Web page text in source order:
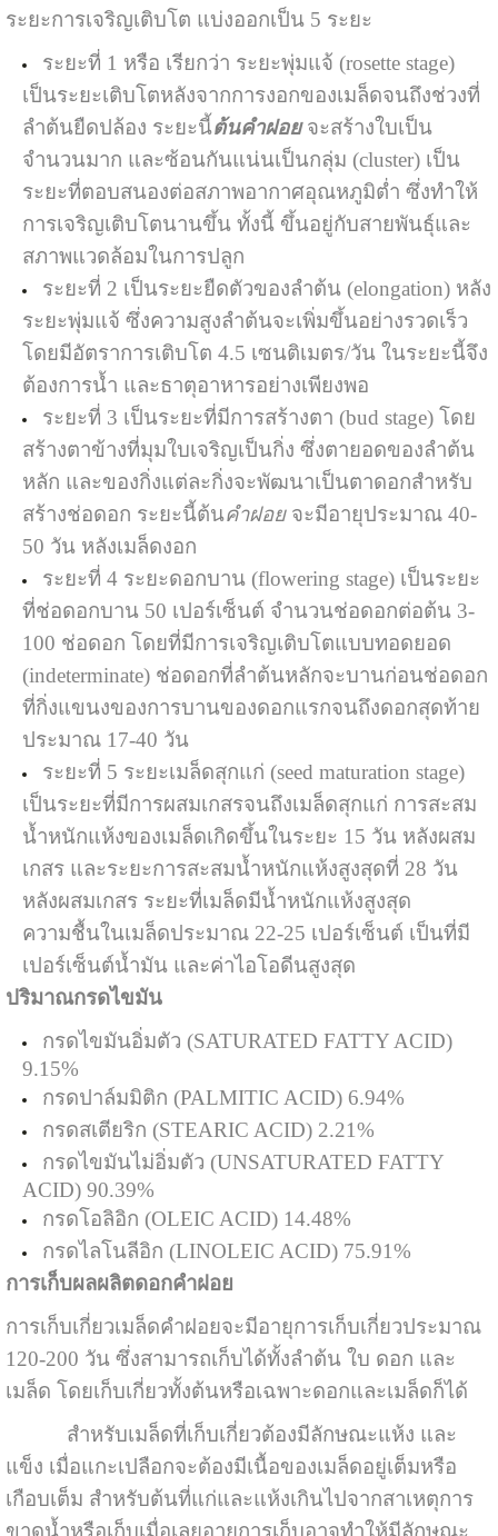
ระยะการเจริญเติบโต แบ่งออกเป็น 5 ระยะ
ระยะที่ 1 หรือ เรียกว่า ระยะพุ่มแจ้ (rosette stage)
เป็นระยะเติบโตหลังจากการงอกของเมล็ดจนถึงช่วงที่
ลำต้นยืดปล้อง ระยะนี้ต้นคำฝอยจะสร้างใบเป็น
จำนวนมาก และซ้อนกันแน่นเป็นกลุ่ม (cluster) เป็น
ระยะที่ตอบสนองต่อสภาพอากาศอุณหภูมิต่ำ ซึ่งทำให้
การเจริญเติบโตนานขึ้น ทั้งนี้ ขึ้นอยู่กับสายพันธุ์และ
สภาพแวดล้อมในการปลูก
ระยะที่ 2 เป็นระยะยืดตัวของลำต้น (elongation) หลัง
ระยะพุ่มแจ้ ซึ่งความสูงลำต้นจะเพิ่มขึ้นอย่างรวดเร็ว
โดยมีอัตราการเติบโต 4.5 เซนติเมตร/วัน ในระยะนี้จึง
ต้องการน้ำ และธาตุอาหารอย่างเพียงพอ
ระยะที่ 3 เป็นระยะที่มีการสร้างตา (bud stage) โดย
สร้างตาข้างที่มุมใบเจริญเป็นกิ่ง ซึ่งตายอดของลำต้น
หลัก และของกิ่งแต่ละกิ่งจะพัฒนาเป็นตาดอกสำหรับ
สร้างช่อดอก ระยะนี้ต้นคำฝอยจะมีอายุประมาณ 40-
50 วัน หลังเมล็ดงอก
ระยะที่ 4 ระยะดอกบาน (flowering stage) เป็นระยะ
ที่ช่อดอกบาน 50 เปอร์เซ็นต์ จำนวนช่อดอกต่อต้น 3-
100 ช่อดอก โดยที่มีการเจริญเติบโตแบบทอดยอด
(indeterminate) ช่อดอกที่ลำต้นหลักจะบานก่อนช่อดอก
ที่กิ่งแขนงของการบานของดอกแรกจนถึงดอกสุดท้าย
ประมาณ 17-40 วัน
ระยะที่ 5 ระยะเมล็ดสุกแก่ (seed maturation stage)
เป็นระยะที่มีการผสมเกสรจนถึงเมล็ดสุกแก่ การสะสม
น้ำหนักแห้งของเมล็ดเกิดขึ้นในระยะ 15 วัน หลังผสม
เกสร และระยะการสะสมน้ำหนักแห้งสูงสุดที่ 28 วัน
หลังผสมเกสร ระยะที่เมล็ดมีน้ำหนักแห้งสูงสุด
ความชื้นในเมล็ดประมาณ 22-25 เปอร์เซ็นต์ เป็นที่มี
เปอร์เซ็นต์น้ำมัน และค่าไอโอดีนสูงสุด
ปริมาณกรดไขมัน
กรดไขมันอิ่มตัว (SATURATED FATTY ACID)
9.15%
กรดปาล์มมิติก (PALMITIC ACID) 6.94%
กรดสเตียริก (STEARIC ACID) 2.21%
กรดไขมันไม่อิ่มตัว (UNSATURATED FATTY
ACID) 90.39%
กรดโอลิอิก (OLEIC ACID) 14.48%
กรดไลโนลีอิก (LINOLEIC ACID) 75.91%
การเก็บผลผลิตดอกคำฝอย
การเก็บเกี่ยวเมล็ดคำฝอยจะมีอายุการเก็บเกี่ยวประมาณ
120-200 วัน ซึ่งสามารถเก็บได้ทั้งลำต้น ใบ ดอก และ
เมล็ด โดยเก็บเกี่ยวทั้งต้นหรือเฉพาะดอกและเมล็ดก็ได้
สำหรับเมล็ดที่เก็บเกี่ยวต้องมีลักษณะแห้ง และ
แข็ง เมื่อแกะเปลือกจะต้องมีเนื้อของเมล็ดอยู่เต็มหรือ
เกือบเต็ม สำหรับต้นที่แก่และแห้งเกินไปจากสาเหตุการ
ขาดน้ำหรือเก็บเมื่อเลยอายุการเก็บอาจทำให้มีลักษณะ